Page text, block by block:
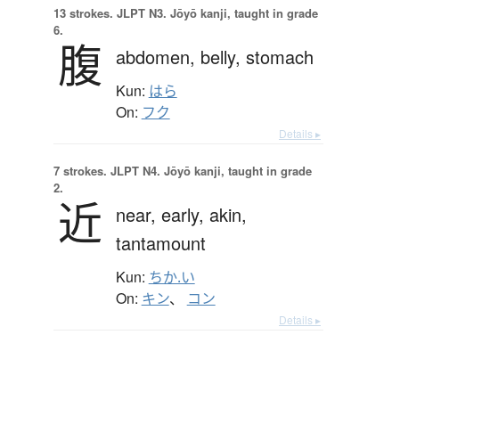
13 strokes. JLPT N3. Jōyō kanji, taught in grade
6.
腹 abdomen, belly, stomach
Kun: はら
On: フク
Details ▸
7 strokes. JLPT N4. Jōyō kanji, taught in grade
2.
近 near, early, akin,
tantamount
Kun: ちか.い
On: キン、 コン
Details ▸